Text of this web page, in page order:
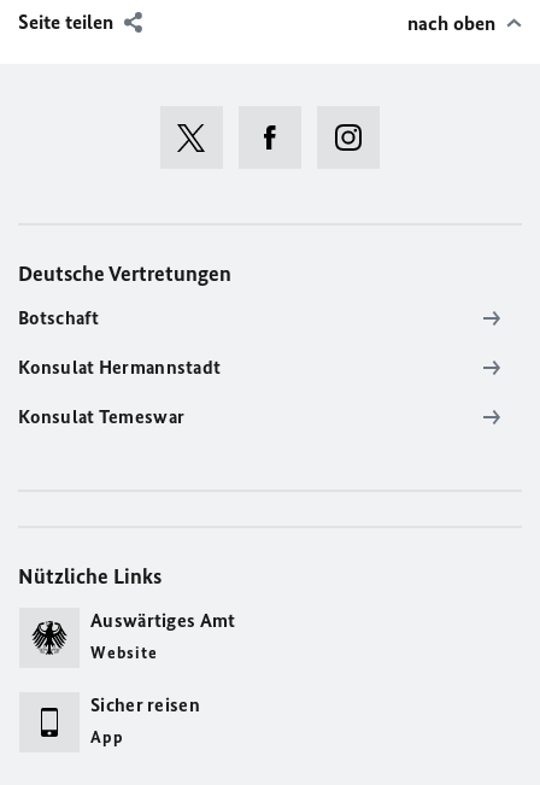
Seite teilen nach oben
Deutsche Vertretungen
Botschaft
Konsulat Hermannstadt
Konsulat Temeswar
Nützliche Links
Auswärtiges Amt
Website
Sicher reisen
App